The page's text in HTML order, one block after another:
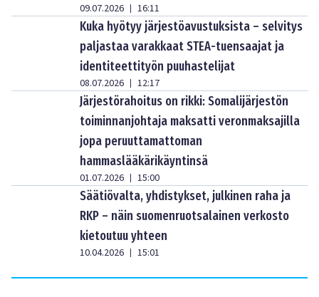
09.07.2026 | 16:11
Kuka hyötyy järjestöavustuksista – selvitys
paljastaa varakkaat STEA-tuensaajat ja
identiteettityön puuhastelijat
08.07.2026 | 12:17
Järjestörahoitus on rikki: Somalijärjestön
toiminnanjohtaja maksatti veronmaksajilla
jopa peruuttamattoman
hammaslääkärikäyntinsä
01.07.2026 | 15:00
Säätiövalta, yhdistykset, julkinen raha ja
RKP – näin suomenruotsalainen verkosto
kietoutuu yhteen
10.04.2026 | 15:01